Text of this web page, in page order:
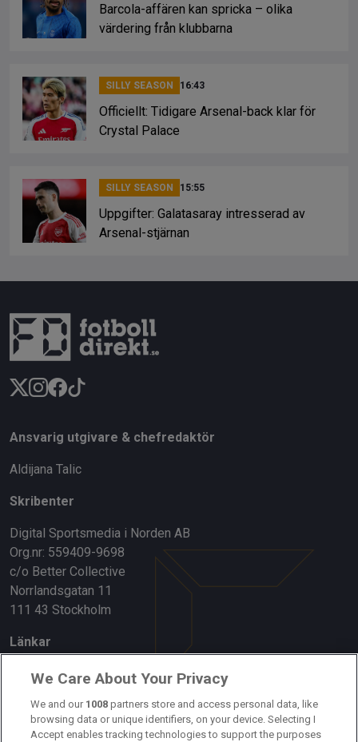
Barcola-affären kan spricka – olika
värdering från klubbarna
SILLY SEASON 16:43
Officiellt: Tidigare Arsenal-back klar för
Crystal Palace
SILLY SEASON 15:55
Uppgifter: Galatasaray intresserad av
Arsenal-stjärnan
Ansvarig utgivare & chefredaktör
Aldijana Talic
Skribenter
Digital Sportsmedia i Norden AB
Org.nr: 559409-9698
c/o Better Collective
Norrlandsgatan 11
111 43 Stockholm
Länkar
Om oss
Kontakta oss
Kundtjänst
We Care About Your Privacy
We and our 1008 partners store and access personal data, like
browsing data or unique identifiers, on your device. Selecting I
Accept enables tracking technologies to support the purposes